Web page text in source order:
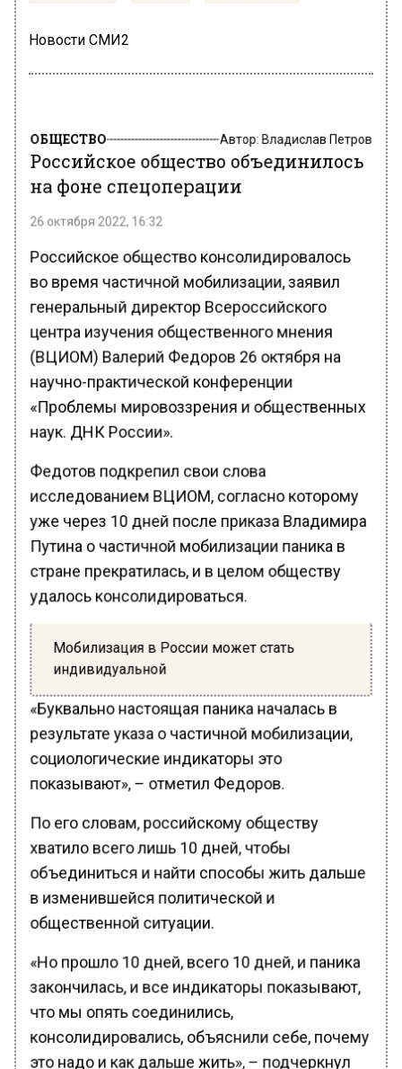
Новости СМИ2
ОБЩЕСТВО Автор: Владислав Петров
Российское общество объединилось
на фоне спецоперации
26 октября 2022, 16:32
Российское общество консолидировалось
во время частичной мобилизации, заявил
генеральный директор Всероссийского
центра изучения общественного мнения
(ВЦИОМ) Валерий Федоров 26 октября на
научно-практической конференции
«Проблемы мировоззрения и общественных
наук. ДНК России».
Федотов подкрепил свои слова
исследованием ВЦИОМ, согласно которому
уже через 10 дней после приказа Владимира
Путина о частичной мобилизации паника в
стране прекратилась, и в целом обществу
удалось консолидироваться.
Мобилизация в России может стать
индивидуальной
«Буквально настоящая паника началась в
результате указа о частичной мобилизации,
социологические индикаторы это
показывают», – отметил Федоров.
По его словам, российскому обществу
хватило всего лишь 10 дней, чтобы
объединиться и найти способы жить дальше
в изменившейся политической и
общественной ситуации.
«Но прошло 10 дней, всего 10 дней, и паника
закончилась, и все индикаторы показывают,
что мы опять соединились,
консолидировались, объяснили себе, почему
это надо и как дальше жить», – подчеркнул